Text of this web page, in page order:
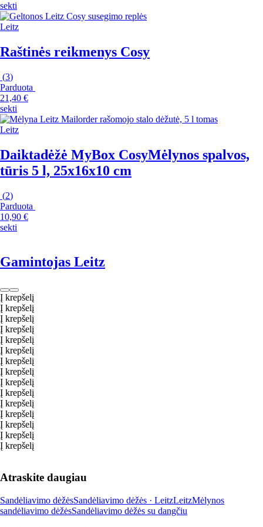
sekti
Leitz
Raštinės reikmenys Cosy
(3)
Parduota
21,40 €
sekti
Leitz
Daiktadėžė MyBox CosyMėlynos spalvos,
tūris 5 l, 25x16x10 cm
(2)
Parduota
10,90 €
sekti
Gamintojas Leitz
Į krepšelį
Į krepšelį
Į krepšelį
Į krepšelį
Į krepšelį
Į krepšelį
Į krepšelį
Į krepšelį
Į krepšelį
Į krepšelį
Į krepšelį
Į krepšelį
Į krepšelį
Į krepšelį
Į krepšelį
Atraskite daugiau
Sandėliavimo dėžėsSandėliavimo dėžės · LeitzLeitzMėlynos
sandėliavimo dėžėsSandėliavimo dėžės su dangčiu